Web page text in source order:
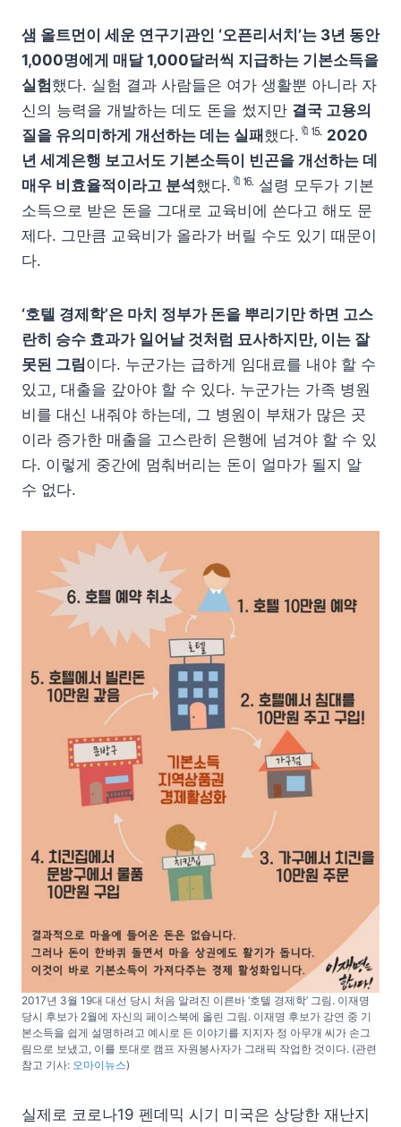
샘 올트먼이 세운 연구기관인 ‘오픈리서치’는 3년 동안
1,000명에게 매달 1,000달러씩 지급하는 기본소득을
실험했다. 실험 결과 사람들은 여가 생활뿐 아니라 자
신의 능력을 개발하는 데도 돈을 썼지만 결국 고용의
질을 유의미하게 개선하는 데는 실패 했다. 🔖⒖ 2020
년 세계은행 보고서도 기본소득이 빈곤을 개선하는 데
매우 비효율적이라고 분석 했다. 🔖⒗ 설령 모두가 기본
소득으로 받은 돈을 그대로 교육비에 쓴다고 해도 문
제다. 그만큼 교육비가 올라가 버릴 수도 있기 때문이
다.
‘호텔 경제학’은 마치 정부가 돈을 뿌리기만 하면 고스
란히 승수 효과가 일어날 것처럼 묘사하지만, 이는 잘
못된 그림이다. 누군가는 급하게 임대료를 내야 할 수
있고, 대출을 갚아야 할 수 있다. 누군가는 가족 병원
비를 대신 내줘야 하는데, 그 병원이 부채가 많은 곳
이라 증가한 매출을 고스란히 은행에 넘겨야 할 수 있
다. 이렇게 중간에 멈춰버리는 돈이 얼마가 될지 알
수 없다.
2017년 3월 19대 대선 당시 처음 알려진 이른바 ‘호텔 경제학’ 그림. 이재명
당시 후보가 2월에 자신의 페이스북에 올린 그림. 이재명 후보가 강연 중 기
본소득을 쉽게 설명하려고 예시로 든 이야기를 지지자 정 아무개 씨가 손그
림으로 보냈고, 이를 토대로 캠프 자원봉사자가 그래픽 작업한 것이다. (관련
참고 기사: 오마이뉴스)
실제로 코로나19 펜데믹 시기 미국은 상당한 재난지